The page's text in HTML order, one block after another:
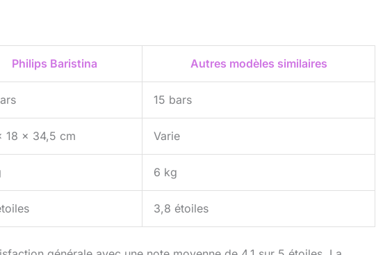
Philips Baristina Autres modèles similaires
15 bars
18 x 34,5 cm Varie
6 kg
3,8 étoiles